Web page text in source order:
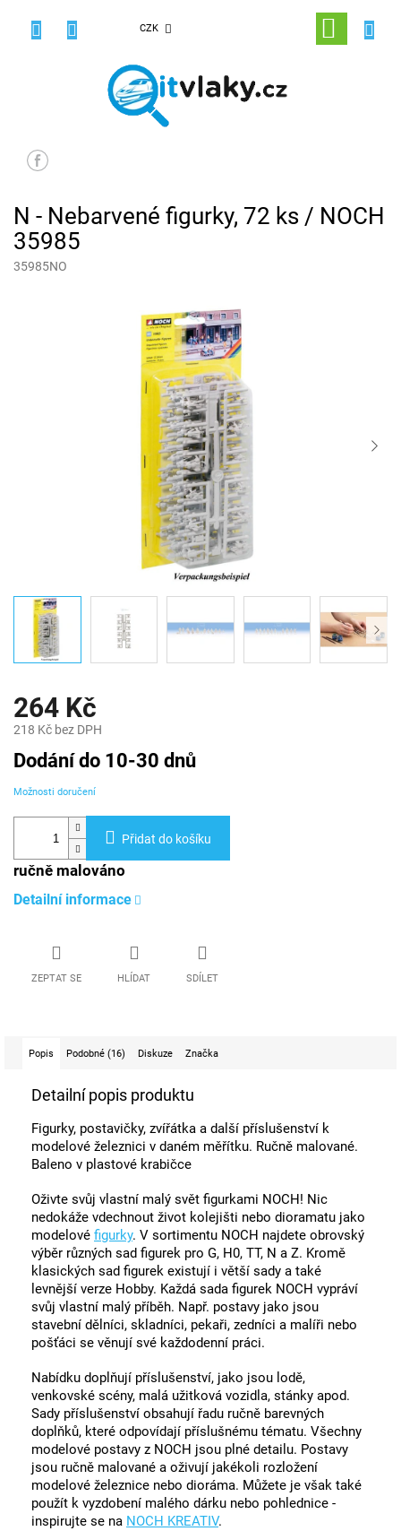
CZK
NÁKUPNÍ
KOŠÍK
N - Nebarvené figurky, 72 ks / NOCH
35985
35985NO
264 Kč
218 Kč bez DPH
Měrná
cena:
Dodání do 10-30 dnů
Možnosti doručení
Přidat do košíku
ručně malováno
Detailní informace
ZEPTAT SE HLÍDAT SDÍLET
Popis Podobné (16) Diskuze Značka
Detailní popis produktu
Figurky, postavičky, zvířátka a další příslušenství k
modelové železnici v daném měřítku. Ručně malované.
Baleno v plastové krabičce
Oživte svůj vlastní malý svět figurkami NOCH! Nic
nedokáže vdechnout život kolejišti nebo dioramatu jako
modelové figurky. V sortimentu NOCH najdete obrovský
výběr různých sad figurek pro G, H0, TT, N a Z. Kromě
klasických sad figurek existují i ​​větší sady a také
levnější verze Hobby. Každá sada figurek NOCH vypráví
svůj vlastní malý příběh. Např. postavy jako jsou
stavební dělníci, skladníci, pekaři, zedníci a malíři nebo
pošťáci se věnují své každodenní práci.
Nabídku doplňují příslušenství, jako jsou lodě,
venkovské scény, malá užitková vozidla, stánky apod.
Sady příslušenství obsahují řadu ručně barevných
doplňků, které odpovídají příslušnému tématu. Všechny
modelové postavy z NOCH jsou plné detailu. Postavy
jsou ručně malované a oživují jakékoli rozložení
modelové železnice nebo dioráma. Můžete je však také
použít k vyzdobení malého dárku nebo pohlednice -
inspirujte se na NOCH KREATIV.